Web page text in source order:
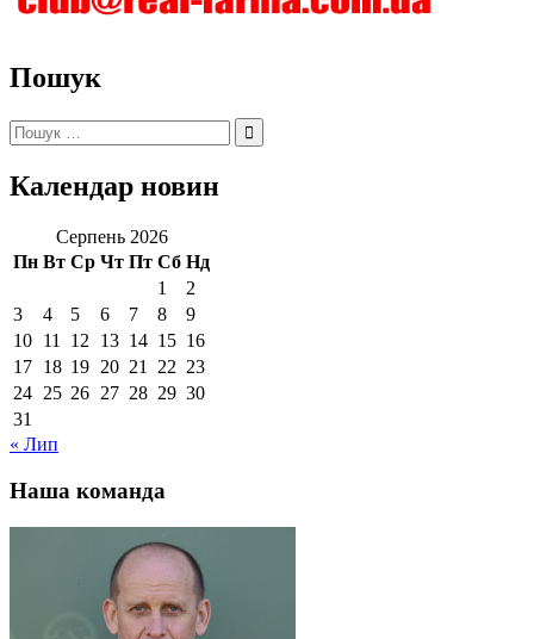
Пошук
Пошук:
Календар новин
Серпень 2026
Пн Вт Ср Чт Пт Сб Нд
1
2
3
4 5 6 7 8
9
10 11 12 13 14 15 16
17 18 19 20 21 22 23
24 25 26 27 28 29 30
31
« Лип
Наша команда